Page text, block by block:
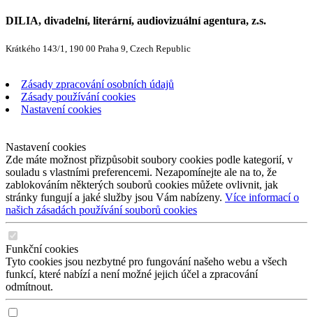
DILIA, divadelní, literární, audiovizuální agentura, z.s.
Krátkého 143/1, 190 00 Praha 9, Czech Republic
Zásady zpracování osobních údajů
Zásady používání cookies
Nastavení cookies
Nastavení cookies
Zde máte možnost přizpůsobit soubory cookies podle kategorií, v
souladu s vlastními preferencemi. Nezapomínejte ale na to, že
zablokováním některých souborů cookies můžete ovlivnit, jak
stránky fungují a jaké služby jsou Vám nabízeny. Více informací o
našich zásadách používání souborů cookies
Funkční cookies
Tyto cookies jsou nezbytné pro fungování našeho webu a všech
funkcí, které nabízí a není možné jejich účel a zpracování
odmítnout.